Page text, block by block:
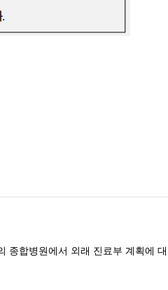
종합병원에서 외래 진료부 계획에